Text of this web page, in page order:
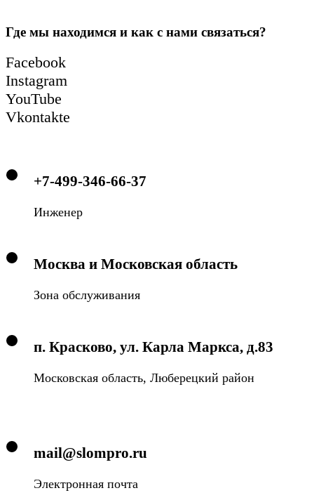
Где мы находимся и как с нами связаться?
Facebook
Instagram
YouTube
Vkontakte
+7-499-346-66-37
Инженер
Москва и Московская область
Зона обслуживания
п. Красково, ул. Карла Маркса, д.83
Московская область, Люберецкий район
mail@slompro.ru
Электронная почта